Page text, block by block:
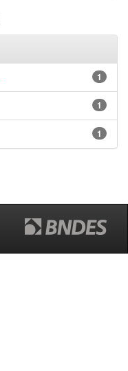
1
1
1